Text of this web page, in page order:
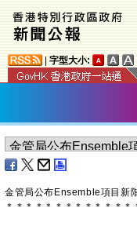
字型大小:
金管局公布Ensemble項目新
＊ ＊ ＊ ＊ ＊ ＊ ＊ ＊ ＊ ＊ ＊ ＊ ＊